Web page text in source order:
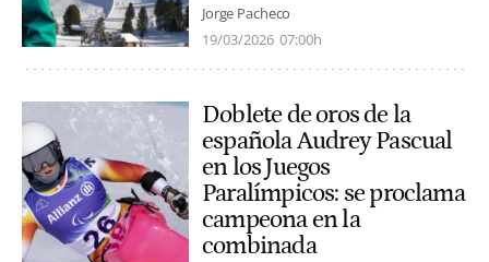
Jorge Pacheco
19/03/2026 07:00h
Doblete de oros de la
española Audrey Pascual
en los Juegos
Paralímpicos: se proclama
campeona en la
combinada